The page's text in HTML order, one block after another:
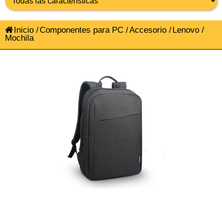
Inicio /Componentes para PC /Accesorio /Lenovo /
Mochila